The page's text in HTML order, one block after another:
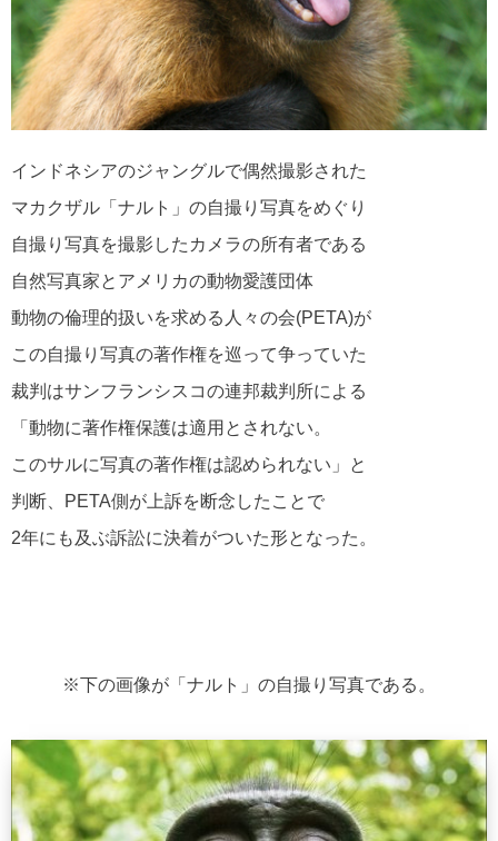
インドネシアのジャングルで偶然撮影された
マカクザル「ナルト」の自撮り写真をめぐり
自撮り写真を撮影したカメラの所有者である
自然写真家とアメリカの動物愛護団体
動物の倫理的扱いを求める人々の会(PETA)が
この自撮り写真の著作権を巡って争っていた
裁判はサンフランシスコの連邦裁判所による
「動物に著作権保護は適用とされない。
このサルに写真の著作権は認められない」と
判断、PETA側が上訴を断念したことで
2年にも及ぶ訴訟に決着がついた形となった。
※下の画像が「ナルト」の自撮り写真である。